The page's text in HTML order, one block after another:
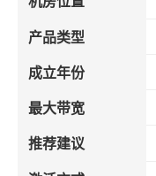
产品类型
成立年份
最大带宽
推荐建议